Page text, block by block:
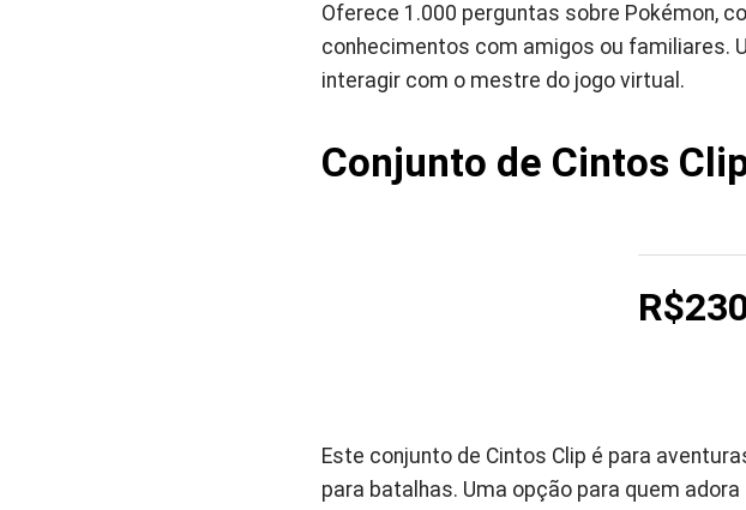
Oferece 1.000 perguntas sobre Pokémon,
conhecimentos com amigos ou familiares.
interagir com o mestre do jogo virtual.
Conjunto de Cintos
Este conjunto de Cintos Clip é para
para batalhas. Uma opção para quem